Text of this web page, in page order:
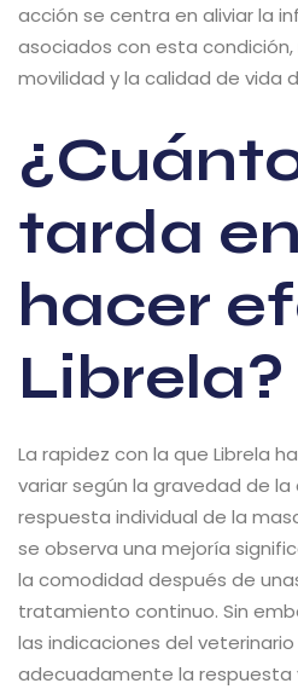
acción se centra en aliviar la
asociados con esta
movilidad y la calidad de vida
tarda en
hacer
Librela?
La rapidez con la que Librela
variar según la gravedad de la
respuesta individual de la
se observa una mejoría
la comodidad después de
tratamiento continuo. Sin
las indicaciones del
adecuadamente la respuesta